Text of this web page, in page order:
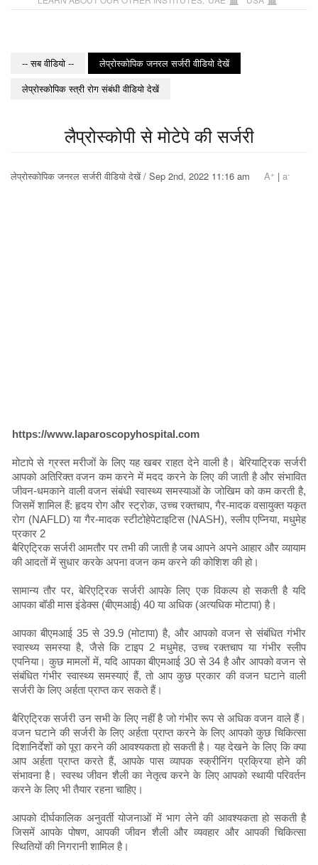
-- सब वीडियो --
लेप्रोस्कोपिक जनरल सर्जरी वीडियो देखें
लेप्रोस्कोपिक स्त्री रोग संबंधी वीडियो देखें
लैप्रोस्कोपी से मोटेपे की सर्जरी
लेप्रोस्कोपिक जनरल सर्जरी वीडियो देखें / Sep 2nd, 2022 11:16 am A+ | a-
https://www.laparoscopyhospital.com
मोटापे से ग्रस्त मरीजों के लिए यह खबर राहत देने वाली है। बेरियाट्रिक सर्जरी
आपको अतिरिक्त वजन कम करने में मदद करने के लिए की जाती है और संभावित
जीवन-धमकाने वाली वजन संबंधी स्वास्थ्य समस्याओं के जोखिम को कम करती है,
जिसमें शामिल हैं: हृदय रोग और स्ट्रोक, उच्च रक्तचाप, गैर-मादक वसायुक्त यकृत
रोग (NAFLD) या गैर-मादक स्टीटोहेपेटाइटिस (NASH), स्लीप एप्निया, मधुमेह
प्रकार 2
बैरिएट्रिक सर्जरी आमतौर पर तभी की जाती है जब आपने अपने आहार और व्यायाम
की आदतों में सुधार करके अपना वजन कम करने की कोशिश की हो।
सामान्य तौर पर, बेरिएट्रिक सर्जरी आपके लिए एक विकल्प हो सकती है यदि
आपका बॉडी मास इंडेक्स (बीएमआई) 40 या अधिक (अत्यधिक मोटापा) है।
आपका बीएमआई 35 से 39.9 (मोटापा) है, और आपको वजन से संबंधित गंभीर
स्वास्थ्य समस्या है, जैसे कि टाइप 2 मधुमेह, उच्च रक्तचाप या गंभीर स्लीप
एपनिया। कुछ मामलों में, यदि आपका बीएमआई 30 से 34 है और आपको वजन से
संबंधित गंभीर स्वास्थ्य समस्याएं हैं, तो आप कुछ प्रकार की वजन घटाने वाली
सर्जरी के लिए अर्हता प्राप्त कर सकते हैं।
बैरिएट्रिक सर्जरी उन सभी के लिए नहीं है जो गंभीर रूप से अधिक वजन वाले हैं।
वजन घटाने की सर्जरी के लिए अर्हता प्राप्त करने के लिए आपको कुछ चिकित्सा
दिशानिर्देशों को पूरा करने की आवश्यकता हो सकती है। यह देखने के लिए कि क्या
आप अर्हता प्राप्त करते हैं, आपके पास व्यापक स्क्रीनिंग प्रक्रिया होने की
संभावना है। स्वस्थ जीवन शैली का नेतृत्व करने के लिए आपको स्थायी परिवर्तन
करने के लिए भी तैयार रहना चाहिए।
आपको दीर्घकालिक अनुवर्ती योजनाओं में भाग लेने की आवश्यकता हो सकती है
जिसमें आपके पोषण, आपकी जीवन शैली और व्यवहार और आपकी चिकित्सा
स्थितियों की निगरानी शामिल है।